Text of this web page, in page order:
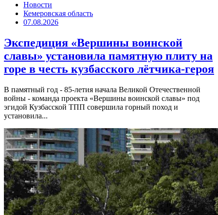
Новости
Кемеровская область
07.08.2026
Экспедиция «Вершины воинской
славы» установила памятную плиту на
горе в честь кузбасского лётчика-героя
В памятный год - 85-летия начала Великой Отечественной
войны - команда проекта «Вершины воинской славы» под
эгидой Кузбасской ТПП совершила горный поход и
установила...